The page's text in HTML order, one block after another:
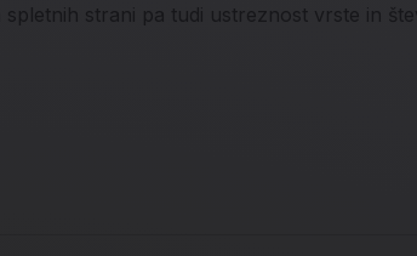
strani pa tudi ustreznost vrste in